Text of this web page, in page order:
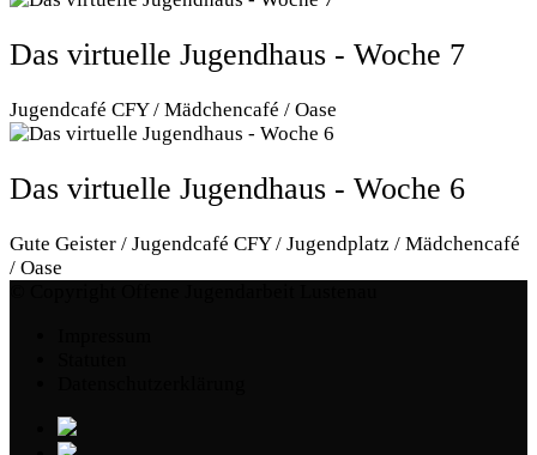
Das virtuelle Jugendhaus - Woche 7
Jugendcafé CFY / Mädchencafé / Oase
Das virtuelle Jugendhaus - Woche 6
Gute Geister / Jugendcafé CFY / Jugendplatz / Mädchencafé
/ Oase